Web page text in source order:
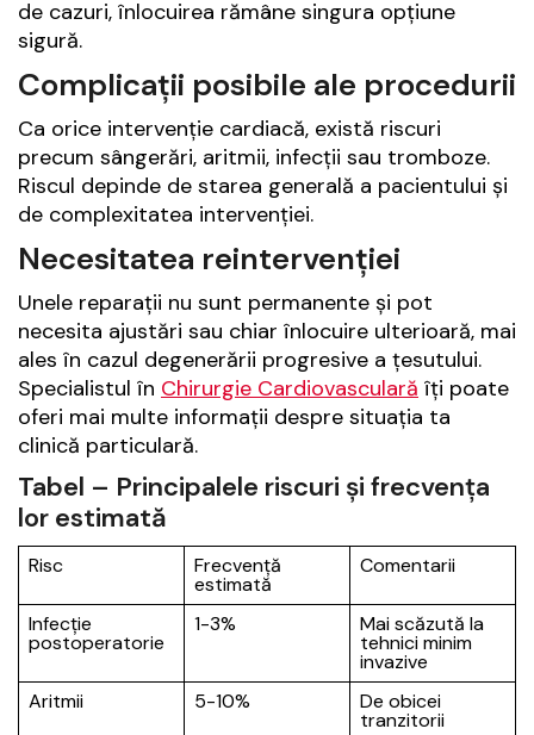
de cazuri, înlocuirea rămâne singura opțiune
sigură.
Complicații posibile ale procedurii
Ca orice intervenție cardiacă, există riscuri
precum sângerări, aritmii, infecții sau tromboze.
Riscul depinde de starea generală a pacientului și
de complexitatea intervenției.
Necesitatea reintervenției
Unele reparații nu sunt permanente și pot
necesita ajustări sau chiar înlocuire ulterioară, mai
ales în cazul degenerării progresive a țesutului.
Specialistul în Chirurgie Cardiovasculară îți poate
oferi mai multe informații despre situația ta
clinică particulară.
Tabel – Principalele riscuri și frecvența
lor estimată
Risc Frecvență
estimată
Comentarii
Infecție
postoperatorie
1-3% Mai scăzută la
tehnici minim
invazive
Aritmii
5-10% De obicei
tranzitorii